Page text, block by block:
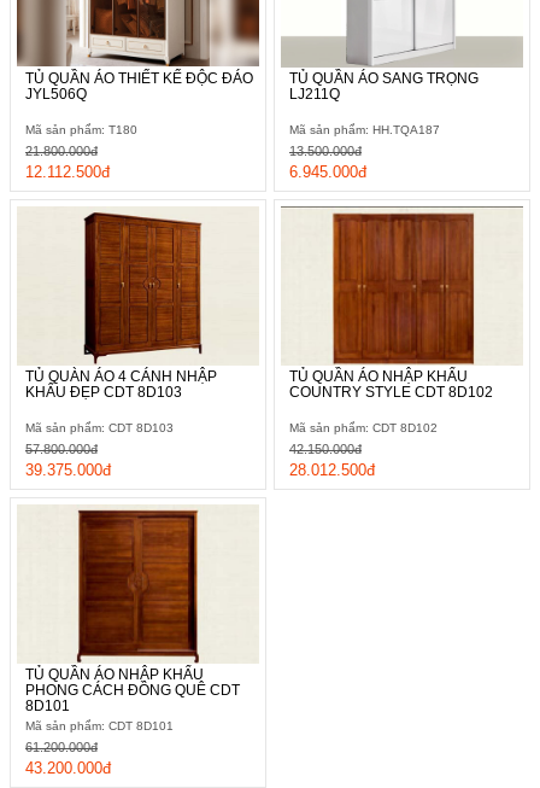
TỦ QUẦN ÁO THIẾT KẾ ĐỘC ĐÁO
JYL506Q
Mã sản phẩm: T180
12.112.500đ
21.800.000đ
TỦ QUẦN ÁO SANG TRỌNG
LJ211Q
Mã sản phẩm: HH.TQA187
6.945.000đ
13.500.000đ
TỦ QUÀN ÁO 4 CÁNH NHẬP
KHẨU ĐẸP CDT 8D103
Mã sản phẩm: CDT 8D103
39.375.000đ
57.800.000đ
TỦ QUẦN ÁO NHẬP KHẨU
COUNTRY STYLE CDT 8D102
Mã sản phẩm: CDT 8D102
28.012.500đ
42.150.000đ
TỦ QUẦN ÁO NHẬP KHẨU
PHONG CÁCH ĐỒNG QUÊ CDT
8D101
Mã sản phẩm: CDT 8D101
43.200.000đ
61.200.000đ